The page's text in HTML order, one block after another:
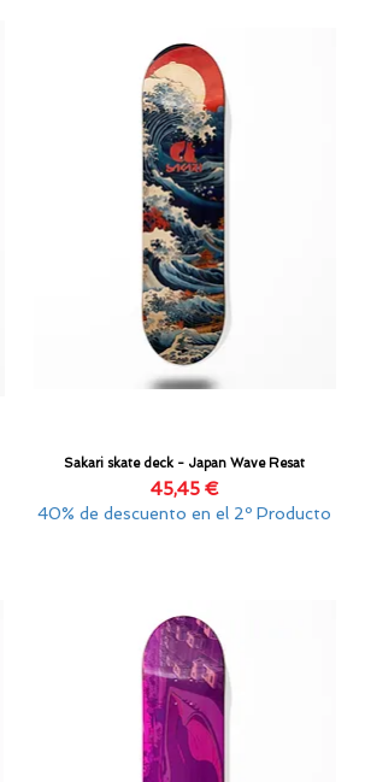
Vista rápida
Sakari skate deck - Japan Wave Resat
Precio
45,45 €
40% de descuento en el 2º Producto